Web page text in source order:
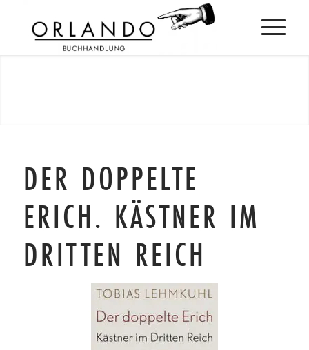
DER DOPPELTE
ERICH. KÄSTNER IM
DRITTEN REICH